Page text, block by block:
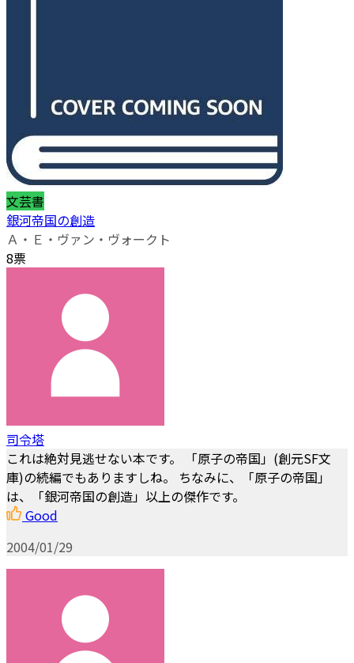
文芸書
銀河帝国の創造
Ａ・Ｅ・ヴァン・ヴォークト
8票
司令塔
これは絶対見逃せない本です。 「原子の帝国」(創元SF文
庫)の続編でもありますしね。 ちなみに、「原子の帝国」
は、「銀河帝国の創造」以上の傑作です。
Good
2004/01/29